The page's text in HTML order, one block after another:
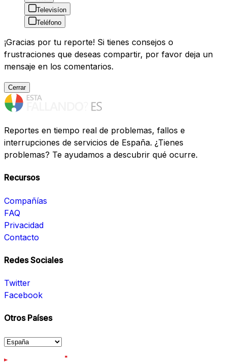
Televisíon
Teléfono
¡Gracias por tu reporte! Si tienes consejos o
frustraciones que deseas compartir, por favor deja un
mensaje en los comentarios.
Cerrar
Reportes en tiempo real de problemas, fallos e
interrupciones de servicios de España. ¿Tienes
problemas? Te ayudamos a descubrir qué ocurre.
Recursos
Compañías
FAQ
Privacidad
Contacto
Redes Sociales
Twitter
Facebook
Otros Países